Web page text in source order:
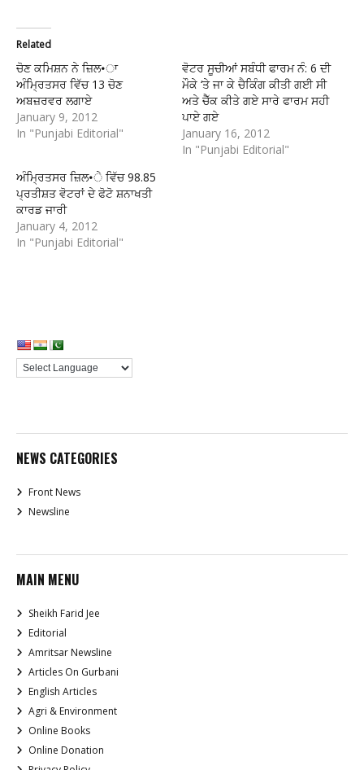
Related
ਚੋਣ ਕਮਿਸ਼ਨ ਨੇ ਜ਼ਿਲ•ਾ
ਅੰਮ੍ਰਿਤਸਰ ਵਿੱਚ 13 ਚੋਣ
ਅਬਜ਼ਰਵਰ ਲਗਾਏ
January 9, 2012
In "Punjabi Editorial"
ਵੋਟਰ ਸੂਚੀਆਂ ਸਬੰਧੀ ਫਾਰਮ ਨੰ: 6 ਦੀ
ਮੌਕੇ ‘ਤੇ ਜਾ ਕੇ ਚੈਕਿੰਗ ਕੀਤੀ ਗਈ ਸੀ
ਅਤੇ ਚੈੱਕ ਕੀਤੇ ਗਏ ਸਾਰੇ ਫਾਰਮ ਸਹੀ
ਪਾਏ ਗਏ
January 16, 2012
In "Punjabi Editorial"
ਅੰਮ੍ਰਿਤਸਰ ਜ਼ਿਲ•ੇ ਵਿੱਚ 98.85
ਪ੍ਰਤੀਸ਼ਤ ਵੋਟਰਾਂ ਦੇ ਫੋਟੋ ਸ਼ਨਾਖਤੀ
ਕਾਰਡ ਜਾਰੀ
January 4, 2012
In "Punjabi Editorial"
NEWS CATEGORIES
Front News
Newsline
MAIN MENU
Sheikh Farid Jee
Editorial
Amritsar Newsline
Articles On Gurbani
English Articles
Agri & Environment
Online Books
Online Donation